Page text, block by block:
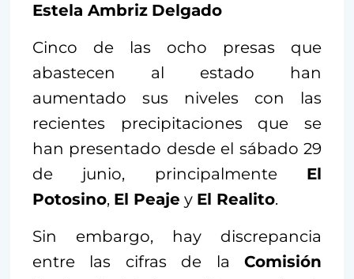
Estela Ambriz Delgado
Cinco de las ocho presas que
abastecen al estado han
aumentado sus niveles con las
recientes precipitaciones que se
han presentado desde el sábado 29
de junio, principalmente El
Potosino, El Peaje y El Realito.
Sin embargo, hay discrepancia
entre las cifras de la Comisión